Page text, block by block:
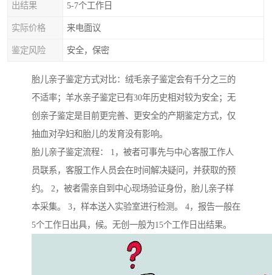
出结果 5-7个工作日
实际价格 来电面议
鉴定风险 安全，保密
胎儿亲子鉴定方式对比：绒毛亲子鉴定会有千分之三的
不适率；羊水亲子鉴定已有30年历史相对较为安全；无
创亲子鉴定是目前更完善、更安全的产期鉴定方式，仅
抽血对孕妇和胎儿的发育没有影响。
胎儿亲子鉴定流程： 1，被者可事先与中心客服工作人
员联系，客服工作人员会在时间解决疑问，并获取的预
约。 2，被者需亲自到中心现场验证身份，胎儿亲子样
本采集。 3，样本送入实验室进行检测。 4，报告一般在
5个工作日出具，候。无创一般为15个工作日出结果。